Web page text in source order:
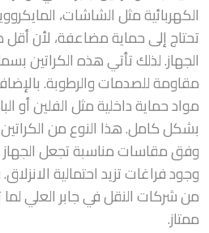
الكهربائية مثل الشاشات،
تحتاج إلى حماية مضاعفة، لأن
الجهاز. لذلك تأتي هذه الكراتين
مقاومة للصدمات والرطوبة.
مواد حماية داخلية مثل الفلين أو
بشكل كامل. هذا النوع من
وفق مقاسات مناسبة تجعل الجهاز
وجود فراغات تزيد احتمالية
من شركات النقل في جابر العلي
ممتاز.